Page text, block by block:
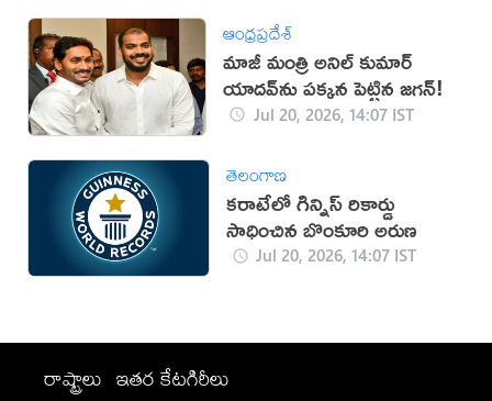
ఆంధ్రప్రదేశ్
మాజీ మంత్రి అనిల్ కుమార్
యాదవ్‌ను పక్కన పెట్టిన జగన్!
Jul 20, 2026, 14:07 IST
తెలంగాణ
కరాటేలో గిన్నిస్ రికార్డు
సాధించిన బొంకూరి అరుణ
Jul 20, 2026, 14:07 IST
రాష్ట్రాలు ఇతర కేటగిరీలు